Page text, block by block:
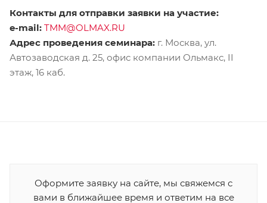
Контакты для отправки заявки на участие:
e-mail: TMM@OLMAX.RU
Адрес проведения семинара: г. Москва, ул.
Автозаводская д. 25, офис компании Ольмакс, II
этаж, 16 каб.
Оформите заявку на сайте, мы свяжемся с
вами в ближайшее время и ответим на все